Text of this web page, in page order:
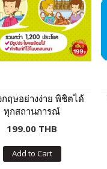
ฤษอย่างง่าย พิชิตได้
ทุกสถานการณ์
199.00 THB
Add to Cart